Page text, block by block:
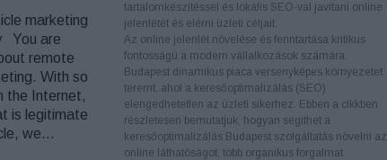
marketing
You are
remote
With so
the Internet,
is legitimate
we…
tartalomkészítéssel és lokális SEO-val javítani online
jelenlétét és elérni üzleti céljait.
Az online jelenlét növelése és fenntartása kritikus
fontosságú a modern vállalkozások számára.
Budapest dinamikus piaca versenyképes környezetet
teremt, ahol a keresőoptimalizálás (SEO)
elengedhetetlen az üzleti sikerhez. Ebben a cikkben
részletesen bemutatjuk, hogyan segíthet a
keresőoptimalizálás Budapest szolgáltatás növelni az
online láthatóságot, több organikus forgalmat